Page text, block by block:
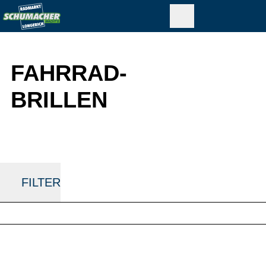
FAHRRAD-
BRILLEN
FILTER